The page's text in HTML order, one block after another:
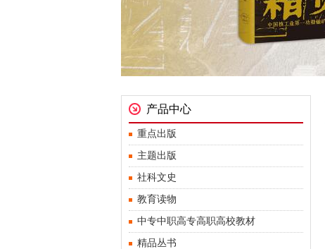
产品中心
重点出版
主题出版
社科文史
教育读物
中专中职高专高职高校教材
精品丛书